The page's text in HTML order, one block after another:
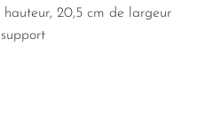
hauteur, 20,5 cm de largeur